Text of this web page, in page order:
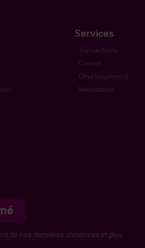
Services
Transactions
Conseil
Développement
Valorisation
de nos dernières annonces et plus